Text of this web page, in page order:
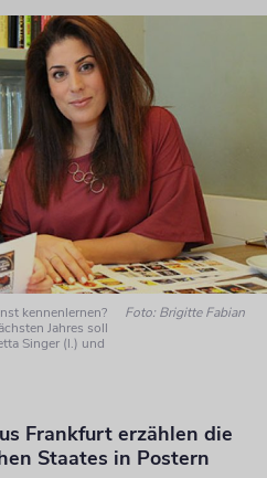
kennenlernen?
Jahres soll
Singer (l.) und
Foto: Brigitte Fabian
Frankfurt erzählen die
Staates in Postern